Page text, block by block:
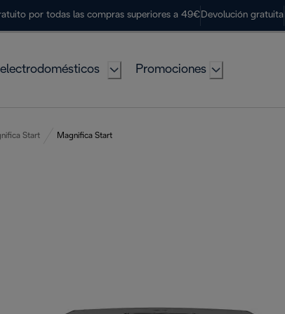
por todas las compras superiores a 49€ Devolución gratuita
Promociones
Start Magnifica Start